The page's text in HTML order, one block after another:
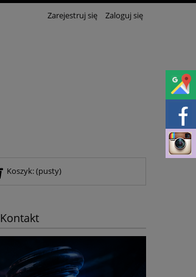
Zarejestruj się Zaloguj się
Koszyk:(pusty)
Kontakt